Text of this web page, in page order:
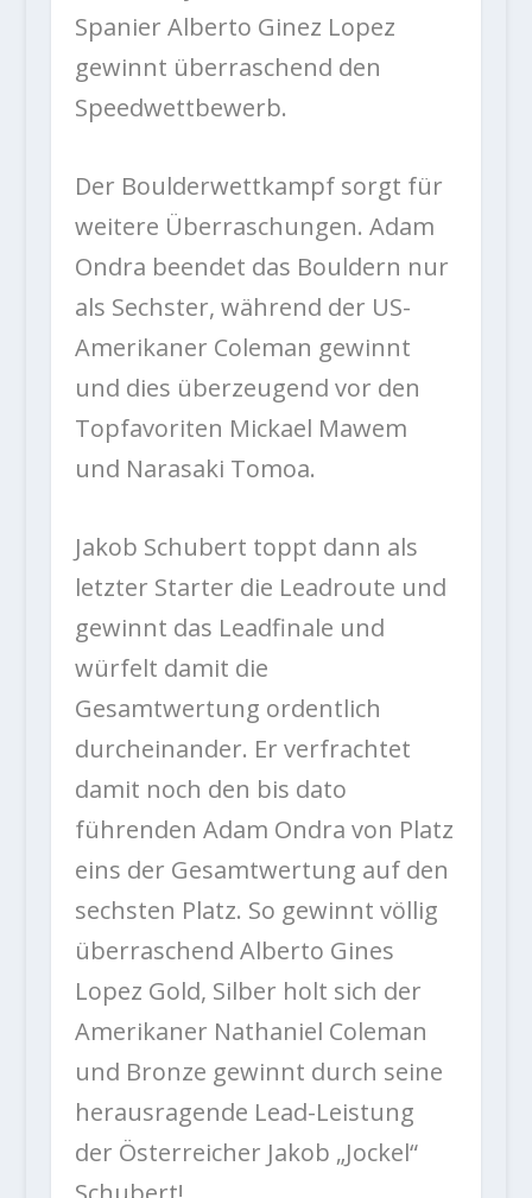
Spanier Alberto Ginez Lopez
gewinnt überraschend den
Speedwettbewerb.
Der Boulderwettkampf sorgt für
weitere Überraschungen. Adam
Ondra beendet das Bouldern nur
als Sechster, während der US-
Amerikaner Coleman gewinnt
und dies überzeugend vor den
Topfavoriten Mickael Mawem
und Narasaki Tomoa.
Jakob Schubert toppt dann als
letzter Starter die Leadroute und
gewinnt das Leadfinale und
würfelt damit die
Gesamtwertung ordentlich
durcheinander. Er verfrachtet
damit noch den bis dato
führenden Adam Ondra von Platz
eins der Gesamtwertung auf den
sechsten Platz. So gewinnt völlig
überraschend Alberto Gines
Lopez Gold, Silber holt sich der
Amerikaner Nathaniel Coleman
und Bronze gewinnt durch seine
herausragende Lead-Leistung
der Österreicher Jakob „Jockel“